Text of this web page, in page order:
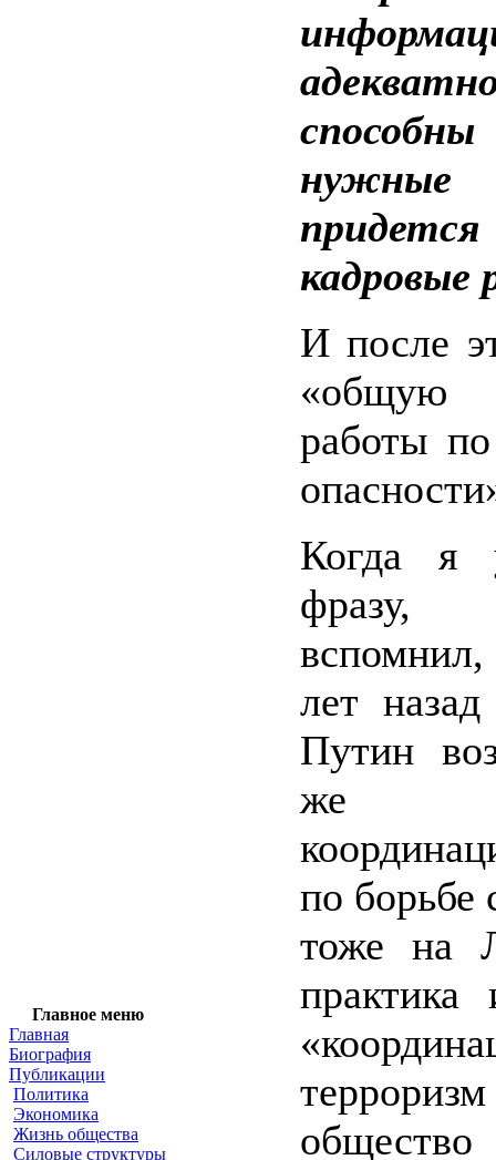
Главное меню
Главная
Биография
Публикации
Политика
Экономика
Жизнь общества
Силовые структуры
кадровые
И после
«общую
работы
Когда я
вспомнил,
лет
Путин
же
по борьбе
тоже на
практика